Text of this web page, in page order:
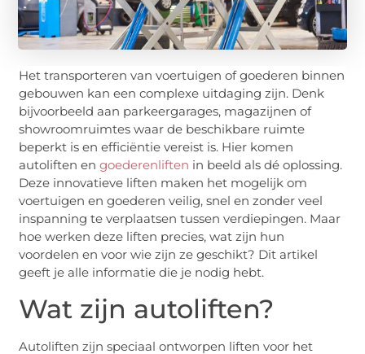
Het transporteren van voertuigen of goederen binnen
gebouwen kan een complexe uitdaging zijn. Denk
bijvoorbeeld aan parkeergarages, magazijnen of
showroomruimtes waar de beschikbare ruimte
beperkt is en efficiëntie vereist is. Hier komen
autoliften en goederenliften in beeld als dé oplossing.
Deze innovatieve liften maken het mogelijk om
voertuigen en goederen veilig, snel en zonder veel
inspanning te verplaatsen tussen verdiepingen. Maar
hoe werken deze liften precies, wat zijn hun
voordelen en voor wie zijn ze geschikt? Dit artikel
geeft je alle informatie die je nodig hebt.
Wat zijn autoliften?
Autoliften zijn speciaal ontworpen liften voor het